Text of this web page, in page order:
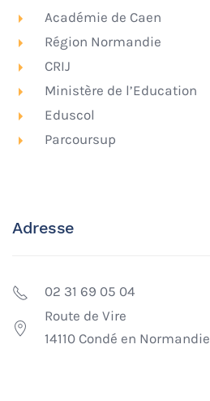
Académie de Caen
Région Normandie
CRIJ
Ministère de l’Education
Eduscol
Parcoursup
Adresse
02 31 69 05 04
Route de Vire
14110 Condé en Normandie